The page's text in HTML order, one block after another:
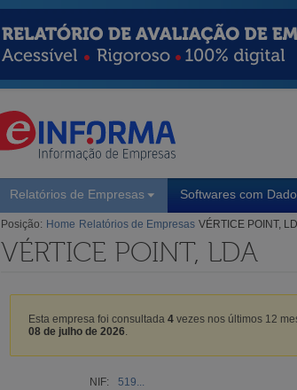
Relatórios de Empresas Softwares com
Posição: Home Relatórios de Empresas VÉRTICE POINT,
VÉRTICE POINT, LDA
Esta empresa foi consultada 4 vezes nos últimos 12
08 de julho de 2026
NIF:
519...